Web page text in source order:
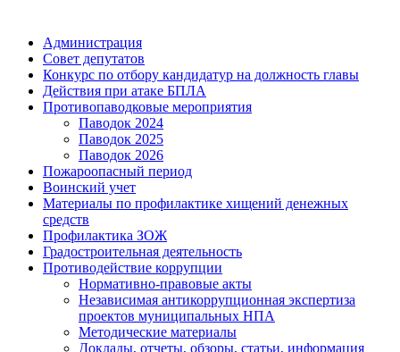
Администрация
Совет депутатов
Конкурс по отбору кандидатур на должность главы
Действия при атаке БПЛА
Противопаводковые мероприятия
Паводок 2024
Паводок 2025
Паводок 2026
Пожароопасный период
Воинский учет
Материалы по профилактике хищений денежных
средств
Профилактика ЗОЖ
Градостроительная деятельность
Противодействие коррупции
Нормативно-правовые акты
Независимая антикоррупционная экспертиза
проектов муниципальных НПА
Методические материалы
Доклады, отчеты, обзоры, статьи, информация